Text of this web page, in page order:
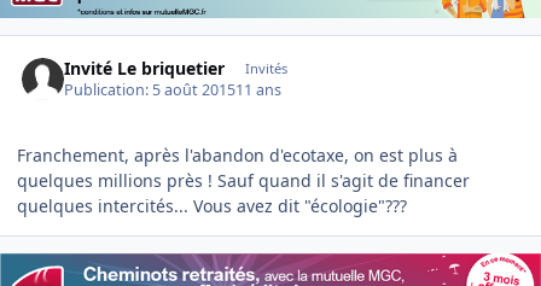
Invité Le briquetier Invités
Publication: 5 août 201511 ans
Franchement, après l'abandon d'ecotaxe, on est plus à
quelques millions près ! Sauf quand il s'agit de financer
quelques intercités... Vous avez dit "écologie"???